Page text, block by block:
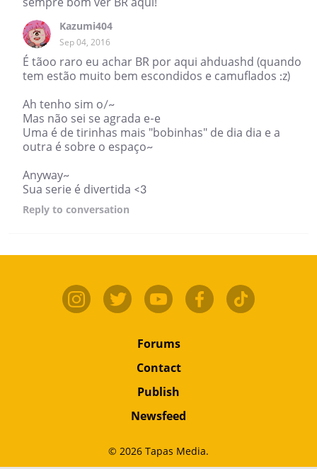
Kazumi404
Sep 04, 2016
É tãoo raro eu achar BR por aqui ahduashd (quando
tem estão muito bem escondidos e camuflados :z)
Ah tenho sim o/~
Mas não sei se agrada e-e
Uma é de tirinhas mais "bobinhas" de dia dia e a
outra é sobre o espaço~
Anyway~
Sua serie é divertida <3
Reply to conversation
Forums
Contact
Publish
Newsfeed
© 2026 Tapas Media.